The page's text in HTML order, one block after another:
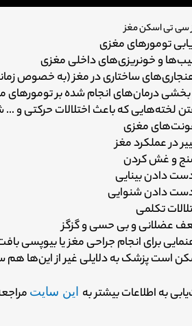
سی تی اسکن مغز
تومورهای مغزی
و خونریزی‌های داخلی مغزی
ساختاری در مغز (به خصوص
بخشی درمان‌های انجام شده بر تومور‌های
لخته‌هایی که باعث اختلالات حرکتی و …
مغزی
در عملکرد مغز
و غش کردن
دادن بینایی
دست دادن شنوایی
تکلمی
عضلانی و بی حسی و گزگز
برای انجام جراحی مغز یا بیوپسی
است پزشک به دلایلی غیر از این‌ها هم
به اطلاعات بیشتر به این سایت